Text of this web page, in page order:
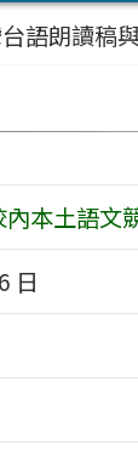
語朗讀稿
內本土語
日